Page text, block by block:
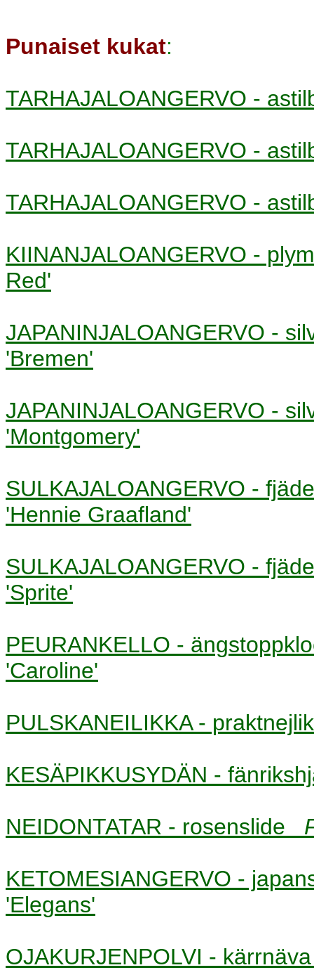
Punaiset kukat:
TARHAJALOANGERVO -
TARHAJALOANGERVO -
TARHAJALOANGERVO -
KIINANJALOANGERVO -
Red'
JAPANINJALOANGERVO -
'Bremen'
JAPANINJALOANGERVO -
'Montgomery'
SULKAJALOANGERVO -
'Hennie Graafland'
SULKAJALOANGERVO -
'Sprite'
PEURANKELLO -
'Caroline'
PULSKANEILIKKA -
KESÄPIKKUSYDÄN -
NEIDONTATAR - rosenslide
KETOMESIANGERVO -
'Elegans'
OJAKURJENPOLVI -